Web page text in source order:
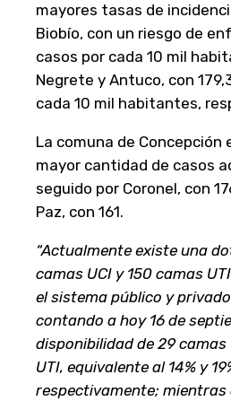
mayores tasas de
Biobío, con un riesgo de
casos por cada 10 mil
Negrete y Antuco, con
cada 10 mil habitantes,
La comuna de Concepción
mayor cantidad de casos
seguido por Coronel, con
Paz, con 161.
“Actualmente existe una
camas UCI y 150 camas
el sistema público y
contando a hoy 16 de
disponibilidad de 29
UTI, equivalente al 14% y
respectivamente; mientras